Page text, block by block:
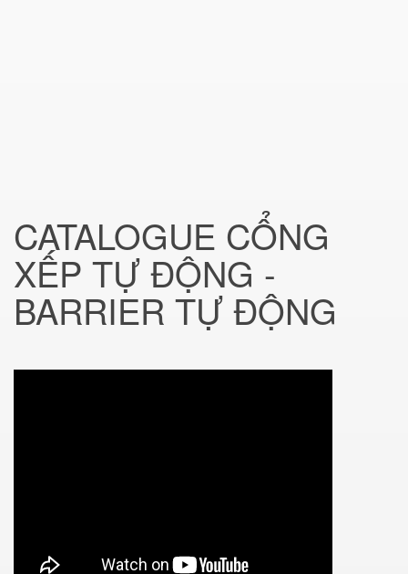
CATALOGUE CỔNG
XẾP TỰ ĐỘNG -
BARRIER TỰ ĐỘNG